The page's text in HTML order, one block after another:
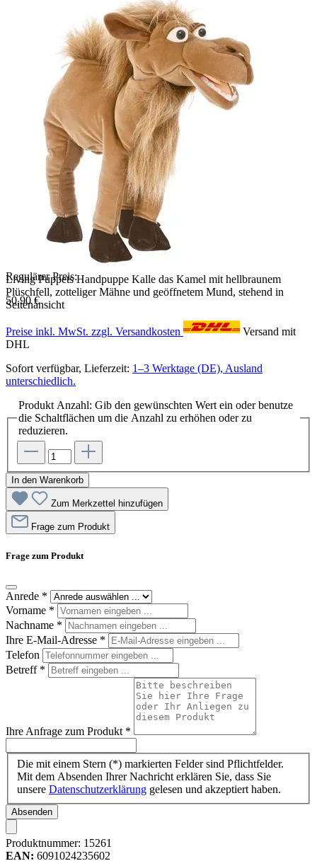
Living Puppets Handpuppe Kalle das Kamel mit hellbraunem
Plüschfell, zotteliger Mähne und geöffnetem Mund, stehend in
Seitenansicht
Regulärer Preis:
50,90 €
Preise inkl. MwSt. zzgl. Versandkosten
Versand mit
DHL
Sofort verfügbar, Lieferzeit: 1–3 Werktage (DE), Ausland
unterschiedlich.
Produkt Anzahl: Gib den gewünschten Wert ein oder benutze
die Schaltflächen um die Anzahl zu erhöhen oder zu
reduzieren.
In den Warenkorb
Zum Merkzettel hinzufügen
Frage zum Produkt
Frage zum Produkt
Anrede *
Vorname *
Nachname *
Ihre E-Mail-Adresse *
Telefon
Betreff *
Ihre Anfrage zum Produkt *
Die mit einem Stern (*) markierten Felder sind Pflichtfelder.
Mit dem Absenden Ihrer Nachricht erklären Sie, dass Sie
unsere Datenschutzerklärung gelesen und akzeptiert haben.
Absenden
Produktnummer: 15261
EAN: 6091024235602